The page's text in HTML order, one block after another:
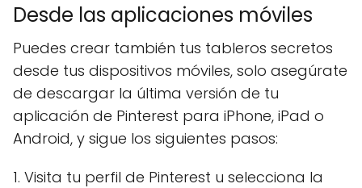
Desde las aplicaciones móviles
Puedes crear también tus tableros secretos
desde tus dispositivos móviles, solo asegúrate
de descargar la última versión de tu
aplicación de Pinterest para iPhone, iPad o
Android, y sigue los siguientes pasos:
1. Visita tu perfil de Pinterest u selecciona la